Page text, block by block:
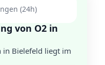
(24h)
von O2 in
in Bielefeld liegt im